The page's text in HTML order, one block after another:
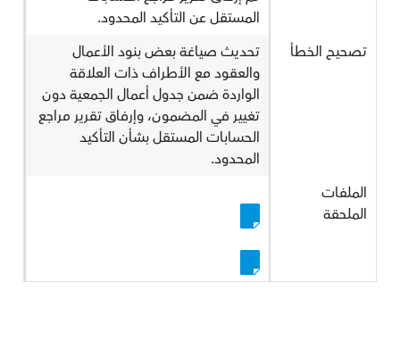
المستقل عن التأكيد المحدود.
تصحيح الخطأ
تحديث صياغة بعض بنود الأعمال
والعقود مع الأطراف ذات العلاقة
الواردة ضمن جدول أعمال الجمعية دون
تغيير في المضمون، وإرفاق تقرير مراجع
الحسابات المستقل بشأن التأكيد
المحدود.
الملفات
الملحقة